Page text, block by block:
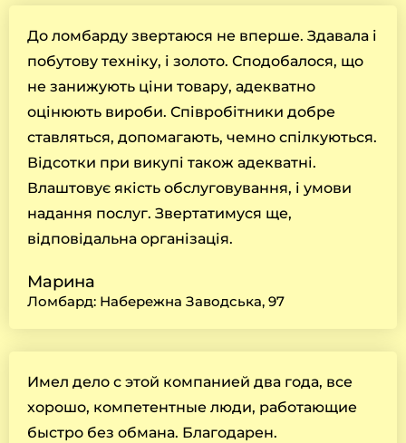
До ломбарду звертаюся не вперше. Здавала і
побутову техніку, і золото. Сподобалося, що
не занижують ціни товару, адекватно
оцінюють вироби. Співробітники добре
ставляться, допомагають, чемно спілкуються.
Відсотки при викупі також адекватні.
Влаштовує якість обслуговування, і умови
надання послуг. Звертатимуся ще,
відповідальна організація.
Марина
Ломбард: Набережна Заводська, 97
Имел дело с этой компанией два года, все
хорошо, компетентные люди, работающие
быстро без обмана. Благодарен.